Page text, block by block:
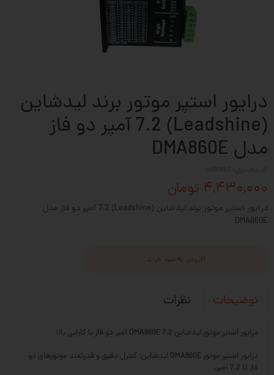
درایور استپر موتور برند لیدشاین
(Leadshine) 7.2 آمپر دو فاز
مدل DMA860E
۴,۴۳۰,۰۰۰ تومان
درایور استپر موتور برند لیدشاین (Leadshine) 7.2 آمپر دو فاز مدل
DMA860E
افزودن به سبد خرید
توضیحات نظرات
درایور استپر موتور لیدشاین DMA860E 7.2 آمپر دو فاز با کارایی بالا
درایور استپر موتور DMA860E لیدشاین: کنترل دقیق و قدرتمند موتورهای دو
فاز تا 7.2 آمپر.